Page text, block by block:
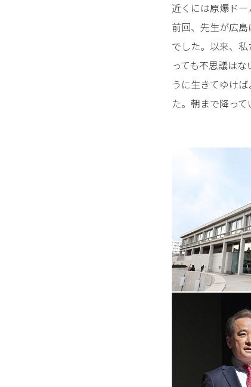
近くには原爆ドー
前回、先生が広
でした。以来、
っても不思議は
うに生きてゆけ
た。朝まで降っ